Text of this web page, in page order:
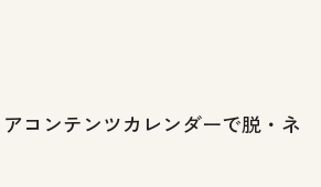
コンテンツカレンダーで脱・ネ